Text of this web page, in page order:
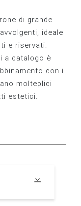
di grande
ideale
e riservati.
a catalogo è
con i
molteplici
estetici.